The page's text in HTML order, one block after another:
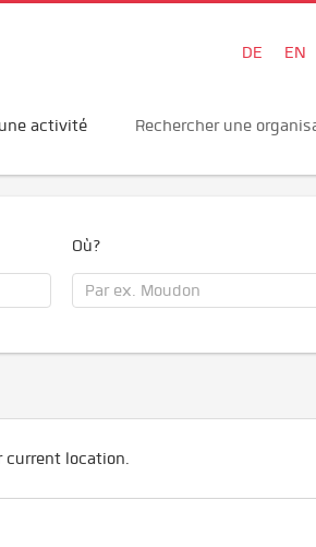
DE EN
activité Rechercher une
Où?
current location.